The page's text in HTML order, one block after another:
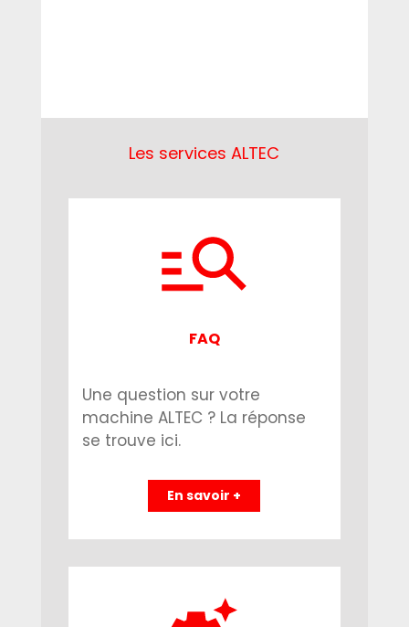
Les services ALTEC
FAQ
Une question sur votre
machine ALTEC ? La réponse
se trouve ici.
En savoir +